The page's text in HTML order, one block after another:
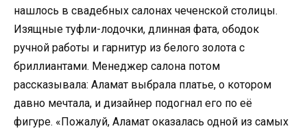
нашлось в свадебных салонах чеченской столицы.
Изящные туфли-лодочки, длинная фата, ободок
ручной работы и гарнитур из белого золота с
бриллиантами. Менеджер салона потом
рассказывала: Аламат выбрала платье, о котором
давно мечтала, и дизайнер подогнал его по её
фигуре. «Пожалуй, Аламат оказалась одной из самых